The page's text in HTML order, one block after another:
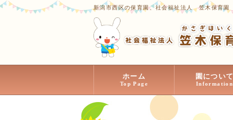
新潟市西区の保育園、社会福祉法人 笠木保育園
ホーム
Top Page
園について
Information